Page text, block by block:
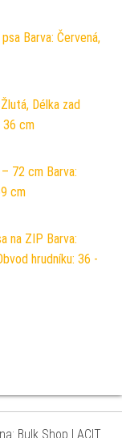
Barva: Červená,
Délka zad
36 cm
72 cm Barva:
cm
na ZIP Barva:
hrudníku: 36 -
Bulk Shop | ACIT